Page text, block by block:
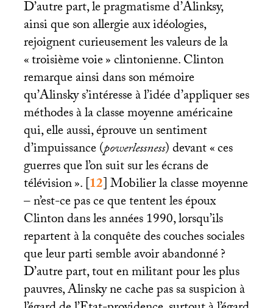
D’autre part, le pragmatisme d’Alinksy,
ainsi que son allergie aux idéologies,
rejoignent curieusement les valeurs de la
«troisième voie» clintonienne. Clinton
remarque ainsi dans son mémoire
qu’Alinsky s’intéresse à l’idée d’appliquer ses
méthodes à la classe moyenne américaine
qui, elle aussi, éprouve un sentiment
d’impuissance (powerlessness) devant «ces
guerres que l’on suit sur les écrans de
télévision».[12]Mobilier la classe moyenne
– n’est-ce pas ce que tentent les époux
Clinton dans les années 1990, lorsqu’ils
repartent à la conquête des couches sociales
que leur parti semble avoir abandonné?
D’autre part, tout en militant pour les plus
pauvres, Alinsky ne cache pas sa suspicion à